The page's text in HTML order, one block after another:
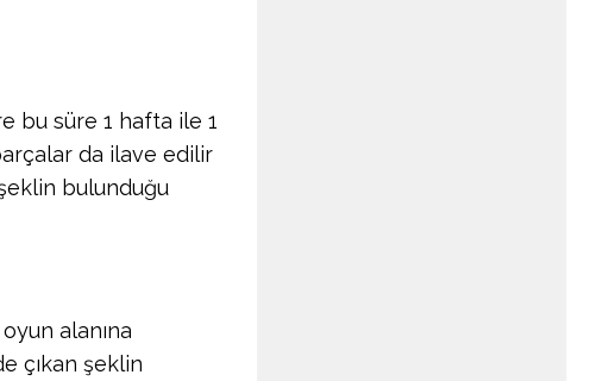
bu süre 1 hafta ile 1
da ilave edilir
bulunduğu
alanına
çıkan şeklin